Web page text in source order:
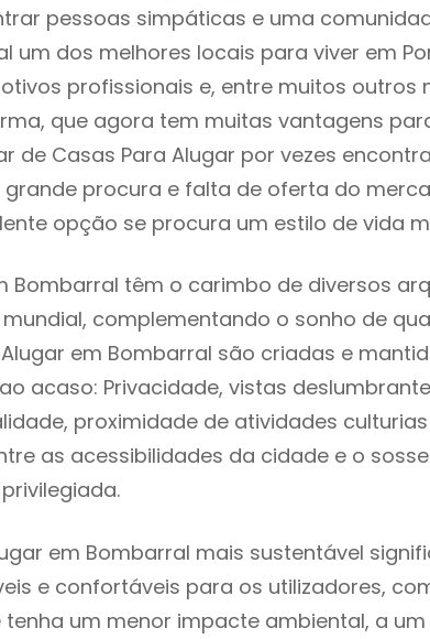
pessoas simpáticas e uma
um dos melhores locais para viver em
profissionais e, entre muitos outros
que agora tem muitas vantagens
de Casas Para Alugar por vezes
procura e falta de oferta do
opção se procura um estilo de vida
Bombarral têm o carimbo de diversos
complementando o sonho de
em Bombarral são criadas e
acaso: Privacidade, vistas
proximidade de atividades
as acessibilidades da cidade e o
em Bombarral mais sustentável
e confortáveis para os utilizadores,
tenha um menor impacte ambiental, a